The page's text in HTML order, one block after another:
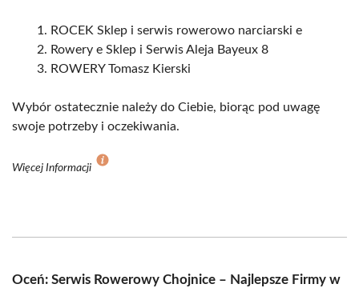
ROCEK Sklep i serwis rowerowo narciarski e
Rowery e Sklep i Serwis Aleja Bayeux 8
ROWERY Tomasz Kierski
Wybór ostatecznie należy do Ciebie, biorąc pod uwagę
swoje potrzeby i oczekiwania.
Więcej Informacji
Oceń: Serwis Rowerowy Chojnice – Najlepsze Firmy w